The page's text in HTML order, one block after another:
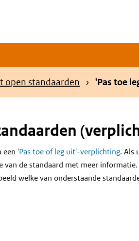
open standaarden 'Pas toe
een 'Pas toe of leg uit'-verplichting. Als
van de standaard met meer
welke van onderstaande